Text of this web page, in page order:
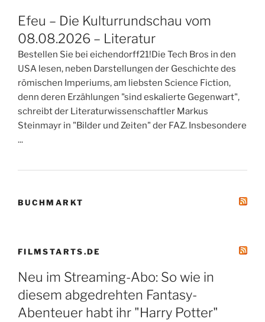
Efeu – Die Kulturrundschau vom
08.08.2026 – Literatur
Bestellen Sie bei eichendorff21!Die Tech Bros in den
USA lesen, neben Darstellungen der Geschichte des
römischen Imperiums, am liebsten Science Fiction,
denn deren Erzählungen "sind eskalierte Gegenwart",
schreibt der Literaturwissenschaftler Markus
Steinmayr in "Bilder und Zeiten" der FAZ. Insbesondere
...
BUCHMARKT
FILMSTARTS.DE
Neu im Streaming-Abo: So wie in
diesem abgedrehten Fantasy-
Abenteuer habt ihr "Harry Potter"